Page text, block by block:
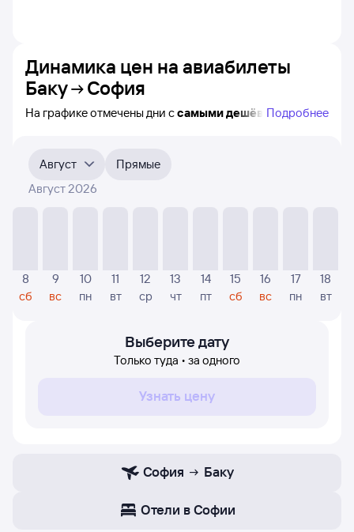
Динамика цен на авиабилеты
Баку
София
На графике отмечены дни ссамыми дешёвыми
Выберите дату, перейдите по клику к поиску билетов
на нужный рейс и просмотру
Если никто не искал авиабилетов по маршруту Баку —
София, то цены могут отсутствовать частично или
полностью. В этом случае заполните форму поиска в
Подробнее
Август
Прямые
Август 2026
8
сб
9
вс
10
пн
11
вт
12
ср
13
чт
14
пт
15
сб
16
вс
17
пн
18
вт
Выберите дату
Только туда • за одного
Узнать цену
София Баку
Отели в Софии